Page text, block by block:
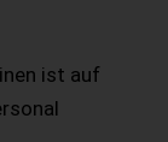
ist auf